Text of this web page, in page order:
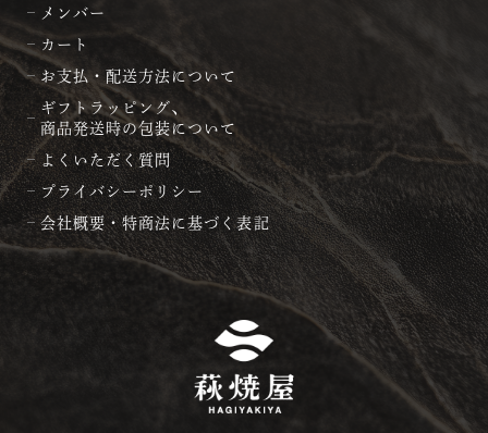
メンバー
カート
お支払・配送方法について
ギフトラッピング、
商品発送時の包装について
よくいただく質問
プライバシーポリシー
会社概要・特商法に基づく表記